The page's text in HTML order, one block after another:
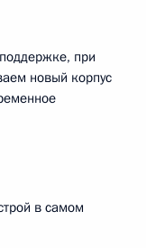
при
новый корпус
в самом